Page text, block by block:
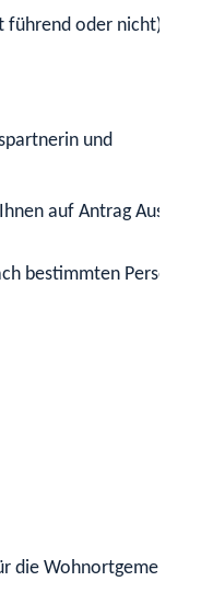
führend oder nicht)
und
auf Antrag Auskunft
bestimmten
die Wohnortgemeinde